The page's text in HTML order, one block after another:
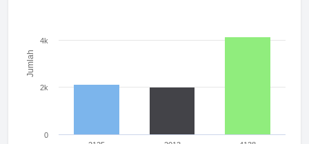
Jumlah
0
2k
4k